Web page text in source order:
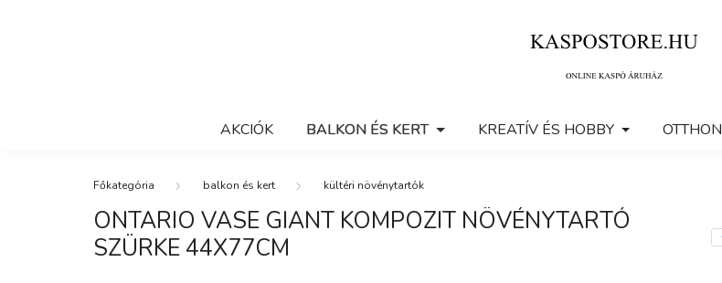
AKCIÓK BALKON ÉS KERT KREATÍV ÉS HOBBY OTTHON
balkon és kert kültéri növénytartók
ONTARIO VASE GIANT KOMPOZIT NÖVÉNYTARTÓ
SZÜRKE 44X77CM